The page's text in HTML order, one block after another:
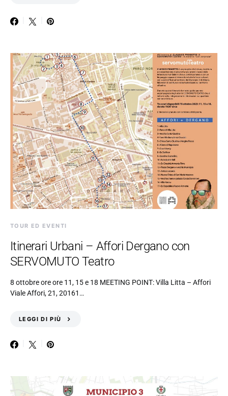
TOUR ED EVENTI
Itinerari Urbani – Affori Dergano con
SERVOMUTO Teatro
8 ottobre ore ore 11, 15 e 18 MEETING POINT: Villa Litta – Affori
Viale Affori, 21, 20161…
LEGGI DI PIÙ